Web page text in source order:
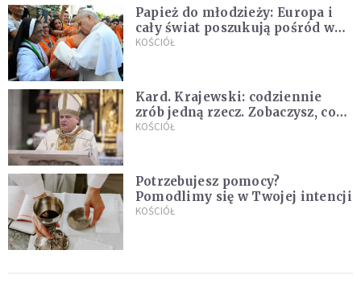
Papież do młodzieży: Europa i
cały świat poszukują pośród was
nowych świętych
KOŚCIÓŁ
Kard. Krajewski: codziennie
zrób jedną rzecz. Zobaczysz, co
stanie się z twoim życiem
KOŚCIÓŁ
Potrzebujesz pomocy?
Pomodlimy się w Twojej intencji
KOŚCIÓŁ